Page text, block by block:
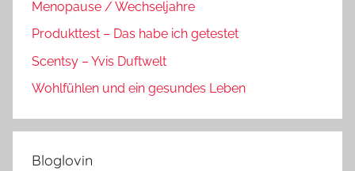
Menopause / Wechseljahre
Produkttest – Das habe ich getestet
Scentsy – Yvis Duftwelt
Wohlfühlen und ein gesundes Leben
Bloglovin